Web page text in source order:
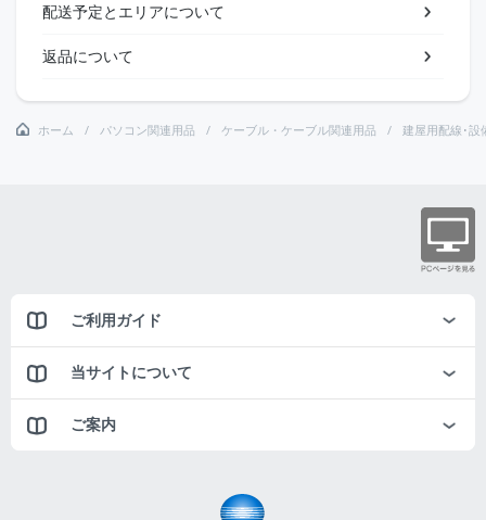
配送予定とエリアについて
返品について
ホーム パソコン関連用品 ケーブル・ケーブル関連用品 建屋用配線･設
ご利用ガイド
当サイトについて
ご案内